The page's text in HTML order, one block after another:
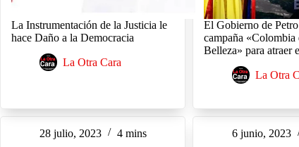
La Instrumentación de la Justicia le
hace Daño a la Democracia
La Otra Cara
El Gobierno de
campaña «Colombia
Belleza» para atraer
La Otra
28 julio, 2023 4 mins 6 junio, 2023